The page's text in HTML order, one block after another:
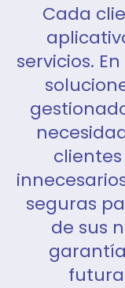
Cada
servicios.
seguras
de sus